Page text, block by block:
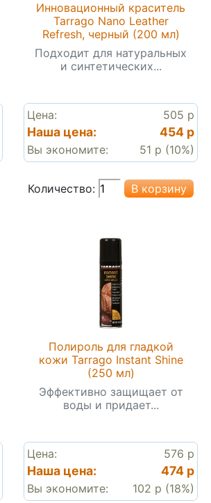
Инновационный краситель
Tarrago Nano Leather
Refresh, черный (200 мл)
Подходит для натуральных
и синтетических...
Цена: 505 р
Наша цена: 454 р
Вы экономите: 51 р (10%)
Количество:
Полироль для гладкой
кожи Tarrago Instant Shine
(250 мл)
Эффективно защищает от
воды и придает...
Цена: 576 р
Наша цена: 474 р
Вы экономите: 102 р (18%)